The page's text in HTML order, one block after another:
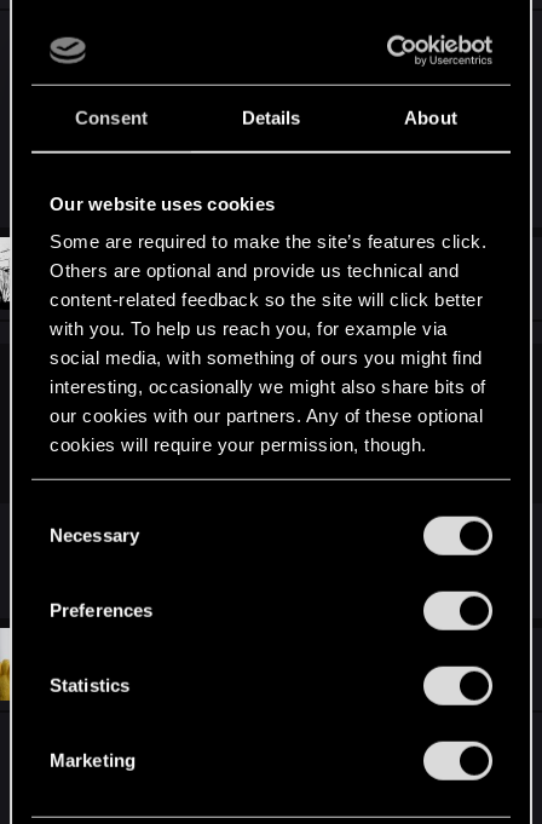
Consent Details About
Our website uses cookies
Some are required to make the site’s features click.
Others are optional and provide us technical and
content-related feedback so the site will click better
with you. To help us reach you, for example via
social media, with something of ours you might find
interesting, occasionally we might also share bits of
our cookies with our partners. Any of these optional
cookies will require your permission, though.
and tweak your preferences regarding them in the
Necessary
Preferences
Statistics
Marketing
:
Witam
Wróciłem sobie do pierwszego Wiedźmina... ale
tym razem w wersji na Mac OS X
Rustine Mentor
marhaki said:
Można zainstalować mody na Macu? Bo jak widzę są one w
formie installera na Windows.
Nikt z nas nie posiada OS X i nie umie tworzyć na
Jun 1, 2015
Czy Wasz mod jest kompatybilny z
tą paczką
? Czy może Powrót Białego Wilka ulepsza
wszystkie istniejące w grze modele postaci i nie